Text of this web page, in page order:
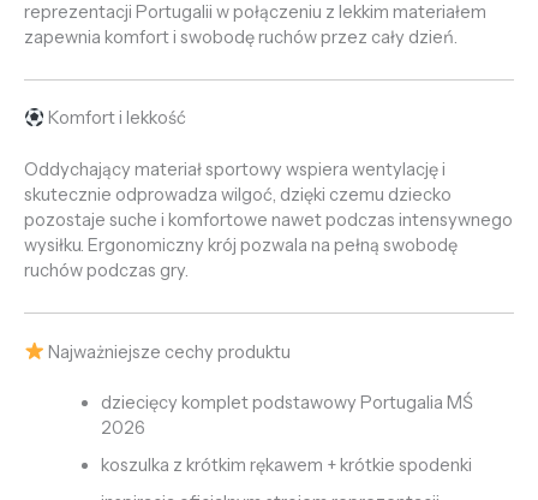
reprezentacji Portugalii w połączeniu z lekkim materiałem
zapewnia komfort i swobodę ruchów przez cały dzień.
Komfort i lekkość
Oddychający materiał sportowy wspiera wentylację i
skutecznie odprowadza wilgoć, dzięki czemu dziecko
pozostaje suche i komfortowe nawet podczas intensywnego
wysiłku. Ergonomiczny krój pozwala na pełną swobodę
ruchów podczas gry.
Najważniejsze cechy produktu
dziecięcy komplet podstawowy Portugalia MŚ
2026
koszulka z krótkim rękawem + krótkie spodenki